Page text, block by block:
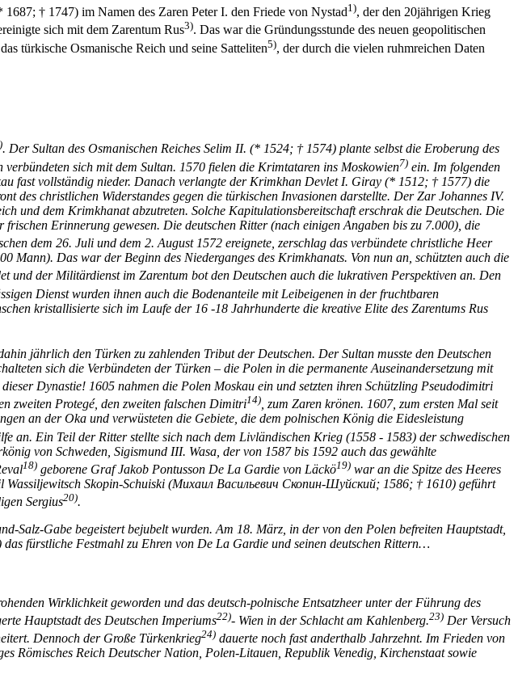
† 1747) im Namen des Zaren Peter I. den Friede von Nystad1), der den 20jährigen Krieg
sich mit dem Zarentum Rus3). Das war die Gründungsstunde des neuen geopolitischen
türkische Osmanische Reich und seine Satteliten5), der durch die vielen ruhmreichen Daten
. Der Sultan des Osmanischen Reiches Selim II. (* 1524; † 1574) plante selbst die Eroberung des
sich mit dem Sultan. 1570 fielen die Krimtataren ins Moskowien7) ein. Im folgenden
fast vollständig nieder. Danach verlangte der Krimkhan Devlet I. Giray (* 1512; † 1577) die
des christlichen Widerstandes gegen die türkischen Invasionen darstellte. Der Zar Johannes IV.
und dem Krimkhanat abzutreten. Solche Kapitulationsbereitschaft erschrak die Deutschen. Die
Erinnerung gewesen. Die deutschen Ritter (nach einigen Angaben bis zu 7.000), die
dem 26. Juli und dem 2. August 1572 ereignete, zerschlag das verbündete christliche Heer
Das war der Beginn des Niederganges des Krimkhanats. Von nun an, schützten auch die
und der Militärdienst im Zarentum bot den Deutschen auch die lukrativen Perspektiven an. Den
Dienst wurden ihnen auch die Bodenanteile mit Leibeigenen in der fruchtbaren
kristallisierte sich im Laufe der 16 -18 Jahrhunderte die kreative Elite des Zarentums Rus
jährlich den Türken zu zahlenden Tribut der Deutschen. Der Sultan musste den Deutschen
sich die Verbündeten der Türken – die Polen in die permanente Auseinandersetzung mit
Dynastie! 1605 nahmen die Polen Moskau ein und setzten ihren Schützling Pseudodimitri
zweiten Protegé, den zweiten falschen Dimitri14), zum Zaren krönen. 1607, zum ersten Mal seit
an der Oka und verwüsteten die Gebiete, die dem polnischen König die Eidesleistung
an. Ein Teil der Ritter stellte sich nach dem Livländischen Krieg (1558 - 1583) der schwedischen
von Schweden, Sigismund III. Wasa, der von 1587 bis 1592 auch das gewählte
18) geborene Graf Jakob Pontusson De La Gardie von Läckö19) war an die Spitze des Heeres
Skopin-Schuiski (Михаил Васильевич Скопин-Шуйский; 1586; † 1610) geführt
Sergius20).
Gabe begeistert bejubelt wurden. Am 18. März, in der von den Polen befreiten Hauptstadt,
fürstliche Festmahl zu Ehren von De La Gardie und seinen deutschen Rittern…
Wirklichkeit geworden und das deutsch-polnische Entsatzheer unter der Führung des
Hauptstadt des Deutschen Imperiums22)- Wien in der Schlacht am Kahlenberg.23) Der Versuch
Dennoch der Große Türkenkrieg24) dauerte noch fast anderthalb Jahrzehnt. Im Frieden von
Römisches Reich Deutscher Nation, Polen-Litauen, Republik Venedig, Kirchenstaat sowie